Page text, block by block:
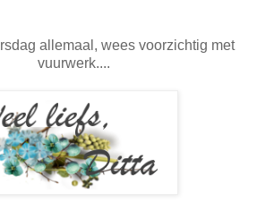
allemaal, wees voorzichtig met
vuurwerk....